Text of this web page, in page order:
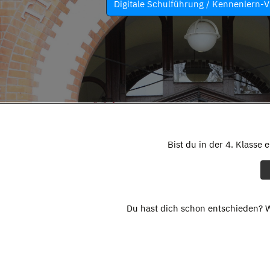
Digitale Schulführung / Kennenlern-
Bist du in der 4. Klasse
Du hast dich schon